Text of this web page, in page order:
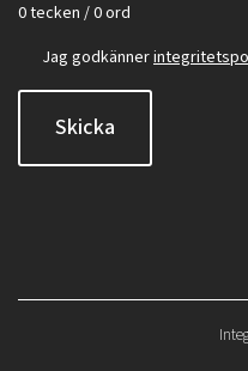
0 tecken / 0 ord
Jag godkänner
Skicka